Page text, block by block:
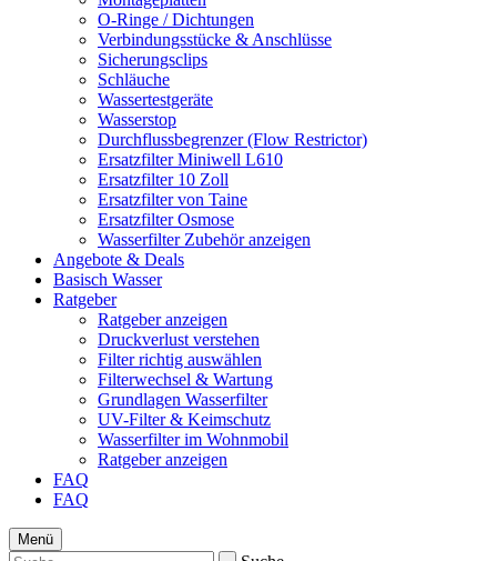
O-Ringe / Dichtungen
Verbindungsstücke & Anschlüsse
Sicherungsclips
Schläuche
Wassertestgeräte
Wasserstop
Durchflussbegrenzer (Flow Restrictor)
Ersatzfilter Miniwell L610
Ersatzfilter 10 Zoll
Ersatzfilter von Taine
Ersatzfilter Osmose
Wasserfilter Zubehör anzeigen
Angebote & Deals
Basisch Wasser
Ratgeber
Ratgeber anzeigen
Druckverlust verstehen
Filter richtig auswählen
Filterwechsel & Wartung
Grundlagen Wasserfilter
UV-Filter & Keimschutz
Wasserfilter im Wohnmobil
Ratgeber anzeigen
FAQ
FAQ
Menü